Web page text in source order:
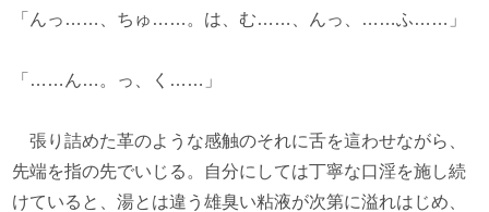
「んっ……、ちゅ……。は、む……、んっ、……ふ……」
「……ん…。っ、く……」
張り詰めた革のような感触のそれに舌を這わせながら、
先端を指の先でいじる。自分にしては丁寧な口淫を施し続
けていると、湯とは違う雄臭い粘液が次第に溢れはじめ、